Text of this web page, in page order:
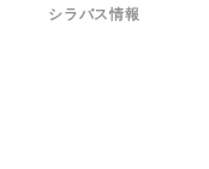
シラバス情報